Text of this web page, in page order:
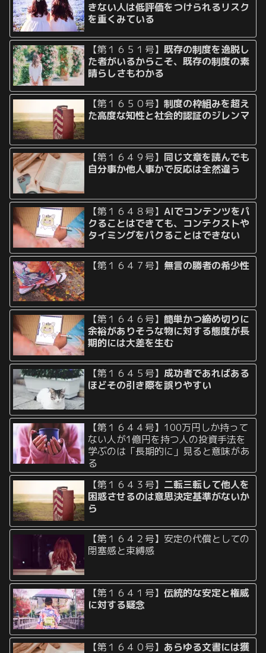
きない人は低評価をつけられるリスク
を重くみている
【第１６５１号】既存の制度を逸脱し
た者がいるからこそ、既存の制度の素
晴らしさもわかる
【第１６５０号】制度の枠組みを超え
た高度な知性と社会的認証のジレンマ
【第１６４９号】 同じ文章を読んでも
自分事か他人事かで反応は全然違う
【第１６４８号】AIでコンテンツをパ
クることはできても、コンテクストや
タイミングをパクることはできない
【第１６４７号】 無言の勝者の希少性
【第１６４６号】簡単かつ締め切りに
余裕がありそうな物に対する態度が長
期的には大差を生む
【第１６４５号】成功者であればある
ほどその引き際を誤りやすい
【第１６４４号】100万円しか持って
ない人が1億円を持つ人の投資手法を
学ぶのは「長期的に」見ると意味があ
る
【第１６４３号】 二転三転して他人を
困惑させるのは意思決定基準がないか
ら
【第１６４２号】安定の代償としての
閉塞感と束縛感
【第１６４１号】伝統的な安定と権威
に対する疑念
【第１６４０号】 あらゆる文書には獲